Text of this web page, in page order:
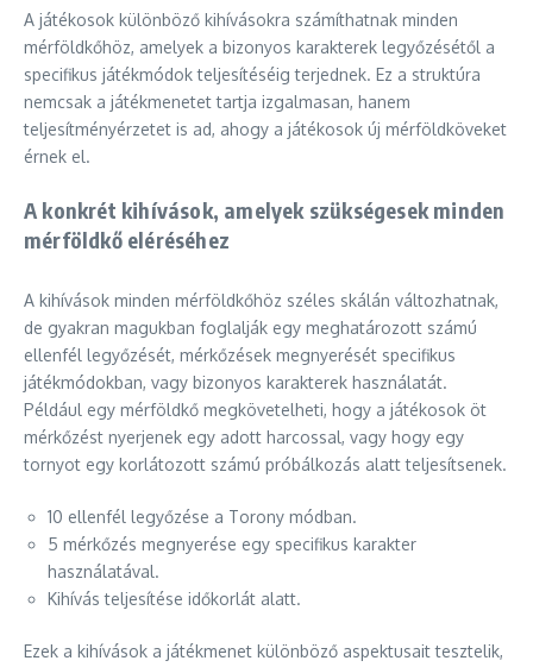
A játékosok különböző kihívásokra számíthatnak minden
mérföldkőhöz, amelyek a bizonyos karakterek legyőzésétől a
specifikus játékmódok teljesítéséig terjednek. Ez a struktúra
nemcsak a játékmenetet tartja izgalmasan, hanem
teljesítményérzetet is ad, ahogy a játékosok új mérföldköveket
érnek el.
A konkrét kihívások, amelyek szükségesek minden
mérföldkő eléréséhez
A kihívások minden mérföldkőhöz széles skálán változhatnak,
de gyakran magukban foglalják egy meghatározott számú
ellenfél legyőzését, mérkőzések megnyerését specifikus
játékmódokban, vagy bizonyos karakterek használatát.
Például egy mérföldkő megkövetelheti, hogy a játékosok öt
mérkőzést nyerjenek egy adott harcossal, vagy hogy egy
tornyot egy korlátozott számú próbálkozás alatt teljesítsenek.
10 ellenfél legyőzése a Torony módban.
5 mérkőzés megnyerése egy specifikus karakter
használatával.
Kihívás teljesítése időkorlát alatt.
Ezek a kihívások a játékmenet különböző aspektusait tesztelik,